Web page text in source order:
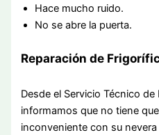
Hace mucho ruido.
No se abre la puerta.
Reparación de
Desde el Servicio Técnico
informamos que no tiene
inconveniente con su